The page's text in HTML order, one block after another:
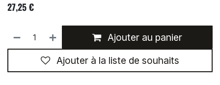
27,25€
Ajouter au panier
Ajouter à la liste de souhaits